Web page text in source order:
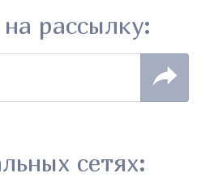
рассылку:
сетях: